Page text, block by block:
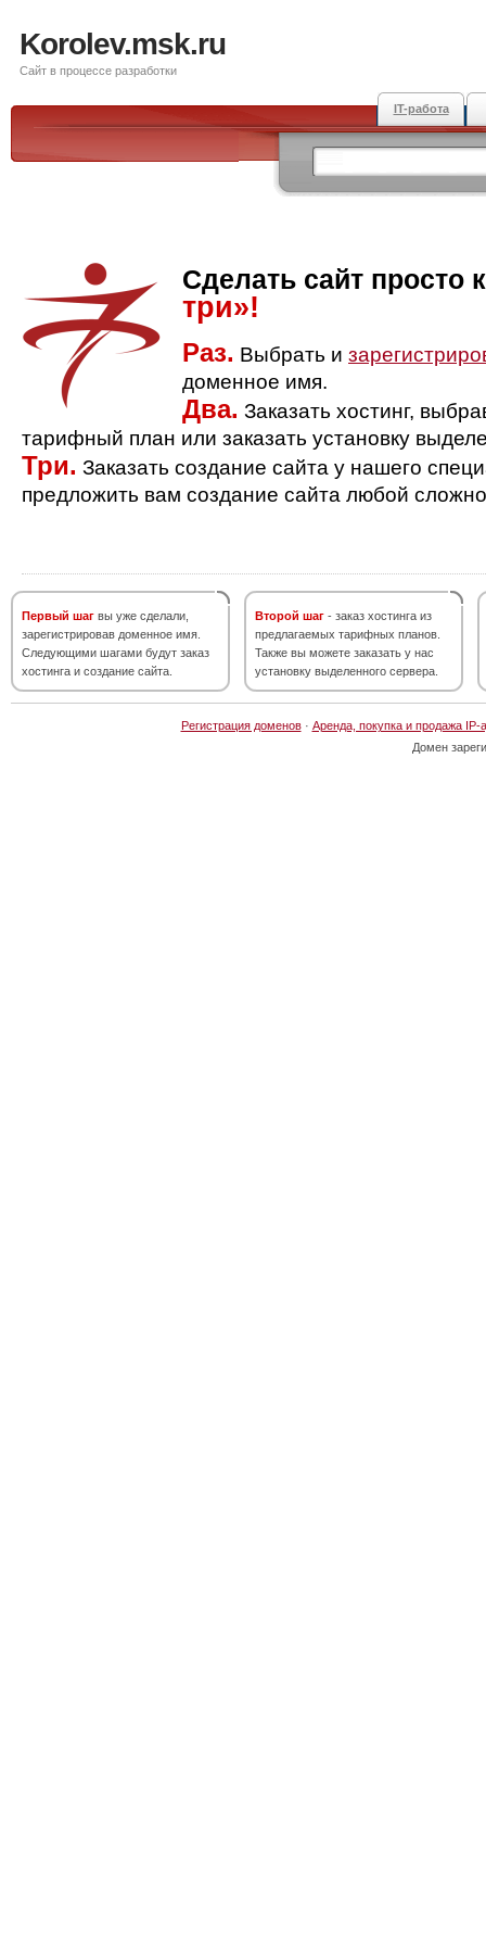
Korolev.msk.ru
Сайт в процессе разработки
IT-работа
Сделать сайт просто
три»!
Раз. Выбрать и
доменное имя.
Два. Заказать хостинг,
тарифный план или заказать установку
Три. Заказать создание сайта у нашего
предложить вам создание сайта любой
Первый шаг вы уже сделали,
зарегистрировав доменное имя.
Следующими шагами будут заказ
хостинга и создание сайта.
Второй шаг - заказ хостинга из
предлагаемых тарифных планов.
Также вы можете заказать у нас
установку выделенного сервера.
Регистрация доменов· Аренда, покупка и продажа IP-
Домен